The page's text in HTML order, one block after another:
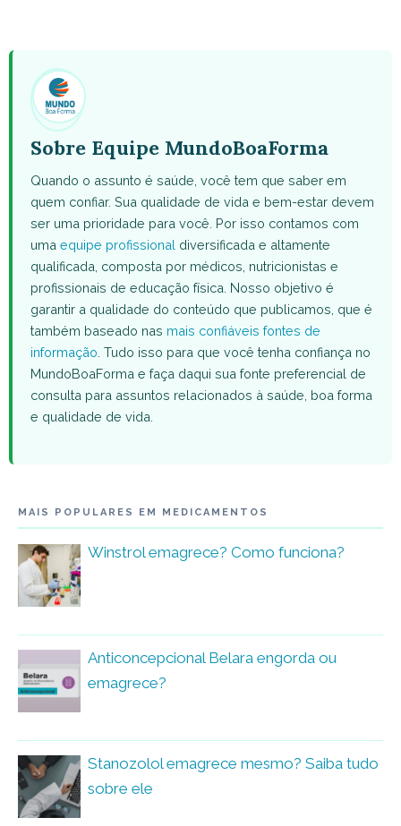
Sobre Equipe MundoBoaForma
Quando o assunto é saúde, você tem que saber em
quem confiar. Sua qualidade de vida e bem-estar devem
ser uma prioridade para você. Por isso contamos com
uma equipe profissional diversificada e altamente
qualificada, composta por médicos, nutricionistas e
profissionais de educação física. Nosso objetivo é
garantir a qualidade do conteúdo que publicamos, que é
também baseado nas mais confiáveis fontes de
informação . Tudo isso para que você tenha confiança no
MundoBoaForma e faça daqui sua fonte preferencial de
consulta para assuntos relacionados à saúde, boa forma
e qualidade de vida.
MAIS POPULARES EM MEDICAMENTOS
Winstrol emagrece? Como funciona?
Anticoncepcional Belara engorda ou
emagrece?
Stanozolol emagrece mesmo? Saiba tudo
sobre ele